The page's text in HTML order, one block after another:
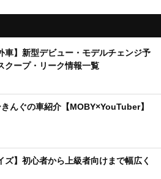
車】新型デビュー・モデルチェンジ予
クープ・リーク情報一覧
んぐの車紹介【MOBY×YouTuber】
ズ】初心者から上級者向けまで幅広く